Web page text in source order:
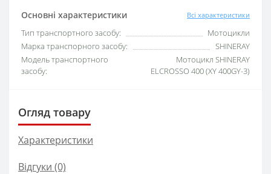
Основні характеристики Всі характеристики
Тип транспортного засобу:
Мотоцикли
Марка транспорного засобу:
SHINERAY
Модель транспортного
засобу:
Мотоцикл SHINERAY
ELCROSSO 400 (XY 400GY-3)
Огляд товару
Характеристики
Відгуки (0)